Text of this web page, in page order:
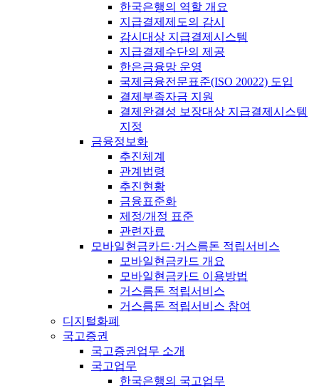
한국은행의 역할 개요
지급결제제도의 감시
감시대상 지급결제시스템
지급결제수단의 제공
한은금융망 운영
국제금융전문표준(ISO 20022) 도입
결제부족자금 지원
결제완결성 보장대상 지급결제시스템
지정
금융정보화
추진체계
관계법령
추진현황
금융표준화
제정/개정 표준
관련자료
모바일현금카드·거스름돈 적립서비스
모바일현금카드 개요
모바일현금카드 이용방법
거스름돈 적립서비스
거스름돈 적립서비스 참여
디지털화폐
국고증권
국고증권업무 소개
국고업무
한국은행의 국고업무